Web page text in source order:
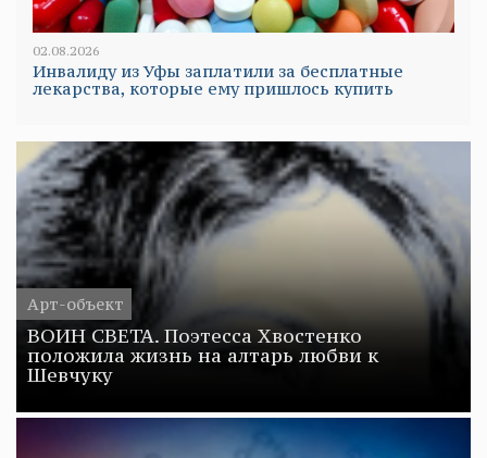
02.08.2026
Инвалиду из Уфы заплатили за бесплатные
лекарства, которые ему пришлось купить
Арт-объект
ВОИН СВЕТА. Поэтесса Хвостенко
положила жизнь на алтарь любви к
Шевчуку